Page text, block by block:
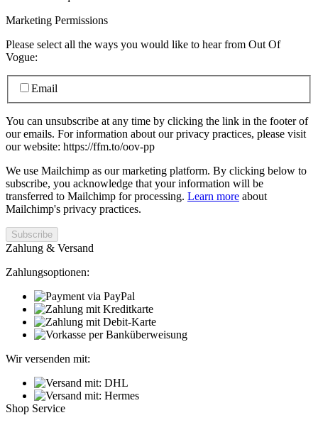
Marketing Permissions
Please select all the ways you would like to hear from Out Of
Vogue:
Email
You can unsubscribe at any time by clicking the link in the footer of
our emails. For information about our privacy practices, please visit
our website: https://ffm.to/oov-pp
We use Mailchimp as our marketing platform. By clicking below to
subscribe, you acknowledge that your information will be
transferred to Mailchimp for processing. Learn more about
Mailchimp's privacy practices.
Zahlung & Versand
Zahlungsoptionen:
Wir versenden mit:
Shop Service